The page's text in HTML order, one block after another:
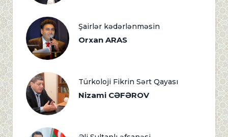
Şairlər kədərlənməsin
Orxan ARAS
Türkoloji Fikrin Sərt Qayası
Nizami CƏFƏROV